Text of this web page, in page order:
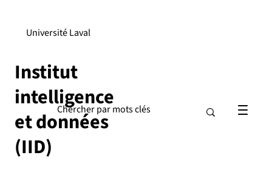
Institut
intelligence
et données
(IID)
Université Laval